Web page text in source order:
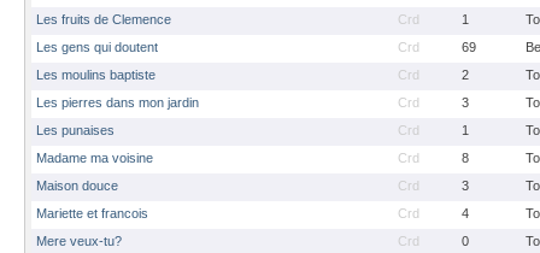
Les fruits de Clemence
Crd 1
Les gens qui doutent
Crd 69
Les moulins baptiste
Crd 2
Les pierres dans mon jardin
Crd 3
Les punaises
Crd 1
Madame ma voisine
Crd 8
Maison douce
Crd 3
Mariette et francois
Crd 4
Mere veux-tu?
Crd 0